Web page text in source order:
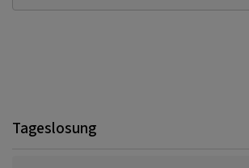
Tageslosung